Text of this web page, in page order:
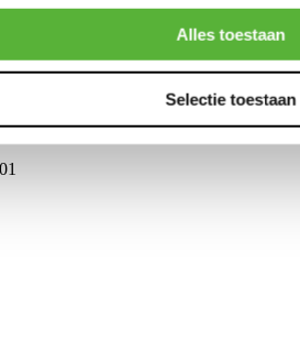
Alles toestaan
Selectie toestaan
turbodrukmeter DBL series 52